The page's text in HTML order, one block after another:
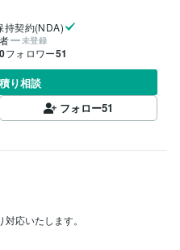
持契約(NDA)
未登録
フォロワー51
り相談
フォロー51
応いたします。